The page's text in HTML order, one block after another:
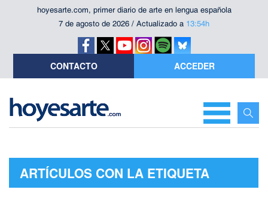
hoyesarte.com, primer diario de arte en lengua española
7 de agosto de 2026 / Actualizado a 13:54h
CONTACTO ACCEDER
ARTÍCULOS CON LA ETIQUETA